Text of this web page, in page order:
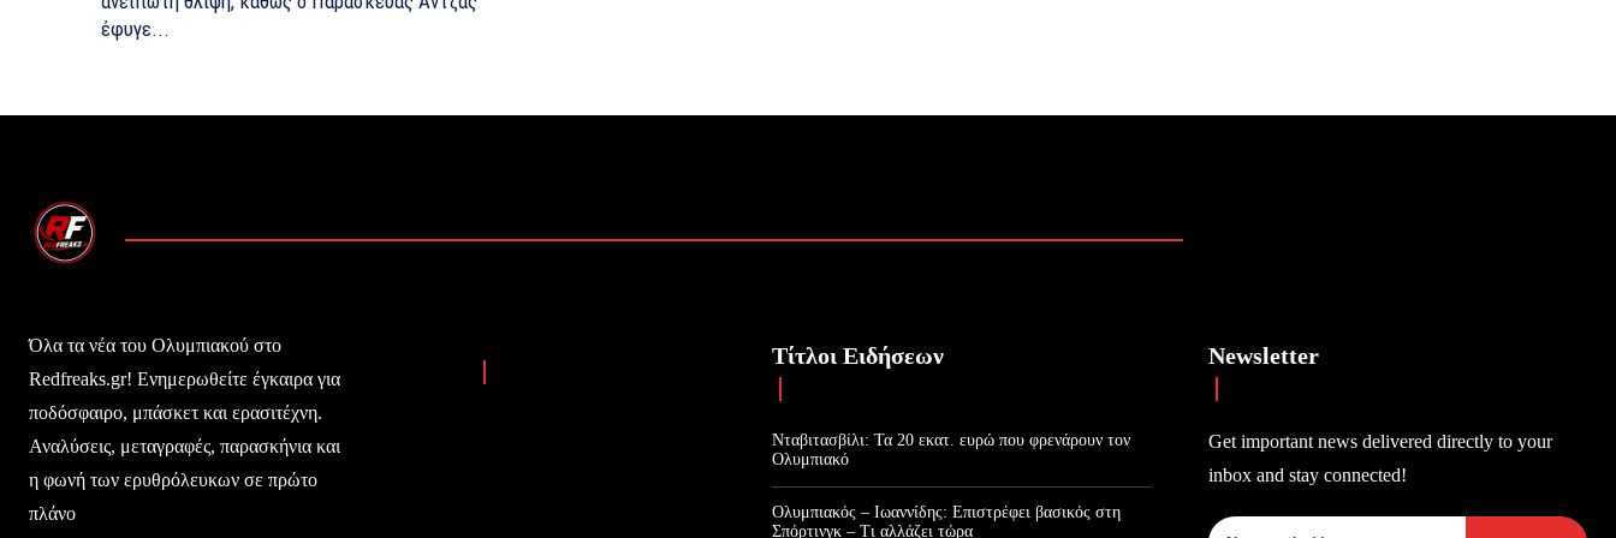
έφυγε...
Όλα τα νέα του Ολυμπιακού στο
Redfreaks.gr! Ενημερωθείτε έγκαιρα για
ποδόσφαιρο, μπάσκετ και ερασιτέχνη.
Αναλύσεις, μεταγραφές, παρασκήνια και
η φωνή των ερυθρόλευκων σε πρώτο
πλάνο
Τίτλοι Ειδήσεων
Νταβιτασβίλι: Τα 20 εκατ. ευρώ που φρενάρουν τον
Ολυμπιακό
Ολυμπιακός – Ιωαννίδης: Επιστρέφει βασικός στη
Σπόρτινγκ – Τι αλλάζει τώρα
Newsletter
Get important news delivered directly to your
inbox and stay connected!